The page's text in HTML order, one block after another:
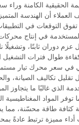
الحقيقية الكامنة وراء
يكتشف العملاء أن الهندسة
تفوق التوقعات في
دوران ثابتًا، وتشغيلًا
طوال فترات التشغيل
تكاليف الصيانة،
الذي غالبًا ما يتجاوز
توفر المواد المغناطيسية
كثافة طاقة محسّنة، مما
أداء مميزة ترتبط عادةً